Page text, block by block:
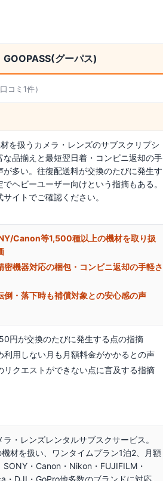
GOOPASS(グーパス)
口コミ 1件）
を扱うカメラ・レンズのサブスクリプシ
な品揃えと最短翌日着・コンビニ返却の手
が多い。往復配送料が交換のたびに発生す
ヘビーユーザー向けという指摘もある。
イトでご確認ください。
Canon等1,500種以上の機材を取り扱
密機器対応の梱包・コンビニ返却の手軽さ
倒・落下時も補償対象との安心感の声
円が交換のたびに発生する点の指摘
利用しない月も月額料金がかかるとの声
リクエストができない点に言及する指摘
・レンズレンタルサブスクサービス。
材を扱い、ワンタイムプラン1泊2、月額
SONY・Canon・Nikon・FUJIFILM・
・DJI・GoPro他多数のブランドに対応。